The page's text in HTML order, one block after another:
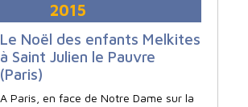
2015
Le Noël des enfants Melkites
à Saint Julien le Pauvre
(Paris)
A Paris, en face de Notre Dame sur la